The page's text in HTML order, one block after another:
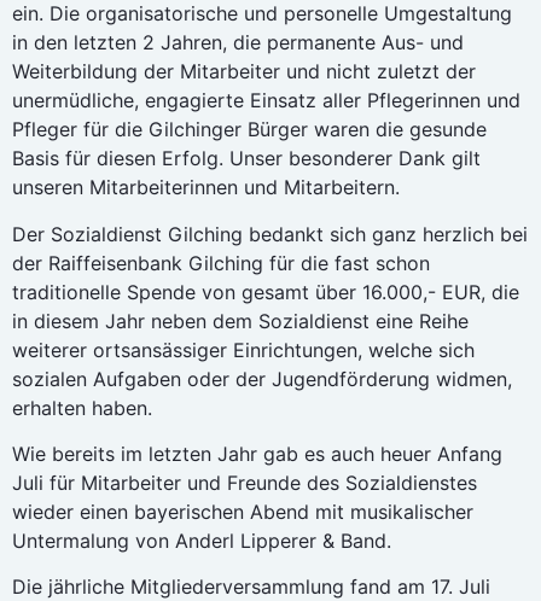
ein. Die organisatorische und personelle Umgestaltung
in den letzten 2 Jahren, die permanente Aus- und
Weiterbildung der Mitarbeiter und nicht zuletzt der
unermüdliche, engagierte Einsatz aller Pflegerinnen und
Pfleger für die Gilchinger Bürger waren die gesunde
Basis für diesen Erfolg. Unser besonderer Dank gilt
unseren Mitarbeiterinnen und Mitarbeitern.
Der Sozialdienst Gilching bedankt sich ganz herzlich bei
der Raiffeisenbank Gilching für die fast schon
traditionelle Spende von gesamt über 16.000,- EUR, die
in diesem Jahr neben dem Sozialdienst eine Reihe
weiterer ortsansässiger Einrichtungen, welche sich
sozialen Aufgaben oder der Jugendförderung widmen,
erhalten haben.
Wie bereits im letzten Jahr gab es auch heuer Anfang
Juli für Mitarbeiter und Freunde des Sozialdienstes
wieder einen bayerischen Abend mit musikalischer
Untermalung von Anderl Lipperer & Band.
Die jährliche Mitgliederversammlung fand am 17. Juli